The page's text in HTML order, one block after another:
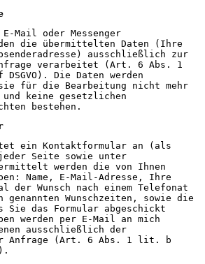
Mail oder Messenger
die übermittelten Daten (Ihre
ausschließlich zur
verarbeitet (Art. 6 Abs. 1
Die Daten werden
für die Bearbeitung nicht mehr
keine gesetzlichen
bestehen.
ein Kontaktformular an (als
werden die von Ihnen
Name, E-Mail-Adresse, Ihre
der Wunsch nach einem Telefonat
genannten Wunschzeiten, sowie die
Sie das Formular abgeschickt
werden per E-Mail an mich
ausschließlich der
Anfrage (Art. 6 Abs. 1 lit. b